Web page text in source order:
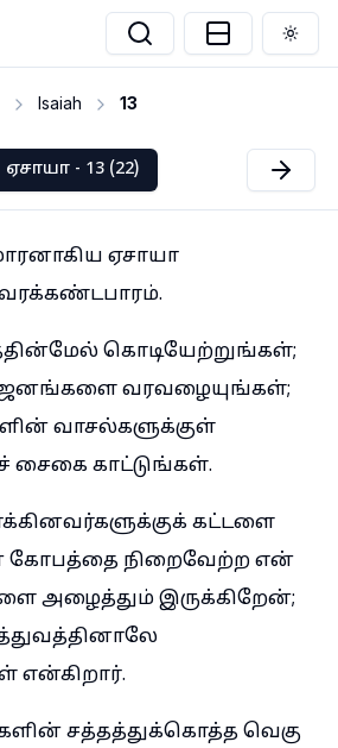
Isaiah 13
ஏசாயா - 13 (22)
ஏசாயா
கொடியேற்றுங்கள்;
ஜனங்களை வரவழையுங்கள்;
வாசல்களுக்குள்
சைகை காட்டுங்கள்.
கட்டளை
கோபத்தை நிறைவேற்ற என்
அழைத்தும் இருக்கிறேன்;
என்கிறார்.
சத்தத்துக்கொத்த வெகு